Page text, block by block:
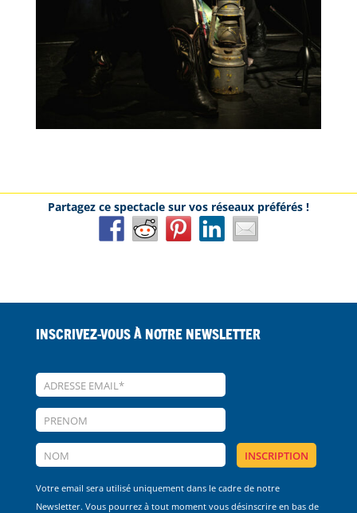
Inscrivez-vous à notre Newsletter
Votre email sera utilisé uniquement dans le cadre de notre
Newsletter. Vous pourrez à tout moment vous désinscrire en bas de